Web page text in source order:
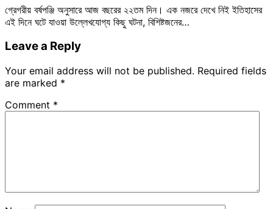
গ্রেগরীয় বর্ষপঞ্জি অনুসারে আজ বছরের ২২তম দিন। এক নজরে দেখে নিই ইতিহাসের
এই দিনে ঘটে যাওয়া উল্লেখযোগ্য কিছু ঘটনা, বিশিষ্টজনের…
Leave a Reply
Your email address will not be published. Required fields
are marked *
Comment *